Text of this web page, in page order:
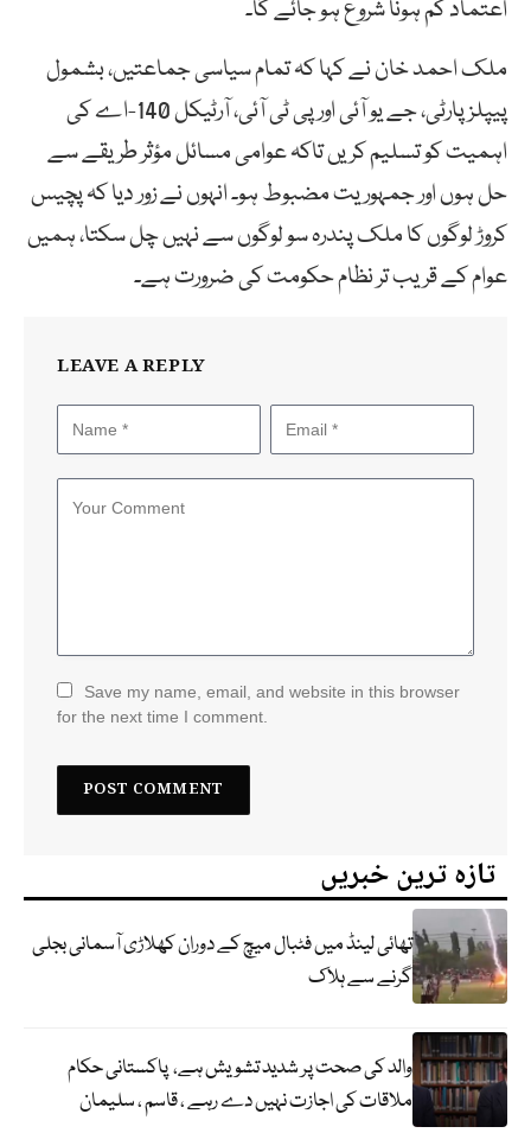
اعتماد کم ہونا شروع ہو جائے گا۔
ملک احمد خان نے کہا کہ تمام سیاسی جماعتیں، بشمول
پیپلز پارٹی، جے یو آئی اور پی ٹی آئی، آرٹیکل 140-اے کی
اہمیت کو تسلیم کریں تاکہ عوامی مسائل مؤثر طریقے سے
حل ہوں اور جمہوریت مضبوط ہو۔ انہوں نے زور دیا کہ پچیس
کروڑ لوگوں کا ملک پندرہ سو لوگوں سے نہیں چل سکتا، ہمیں
عوام کے قریب تر نظام حکومت کی ضرورت ہے۔
LEAVE A REPLY
Save my name, email, and website in this browser
for the next time I comment.
تازہ ترین خبریں
تھائی لینڈ میں فٹبال میچ کے دوران کھلاڑی آسمانی بجلی
گرنے سے ہلاک
والد کی صحت پر شدید تشویش ہے، پاکستانی حکام
ملاقات کی اجازت نہیں دے رہے ، قاسم ، سلیمان